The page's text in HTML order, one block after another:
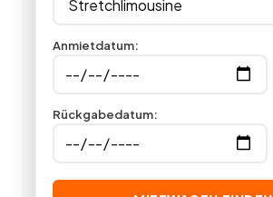
Anmietdatum:
Rückgabedatum: